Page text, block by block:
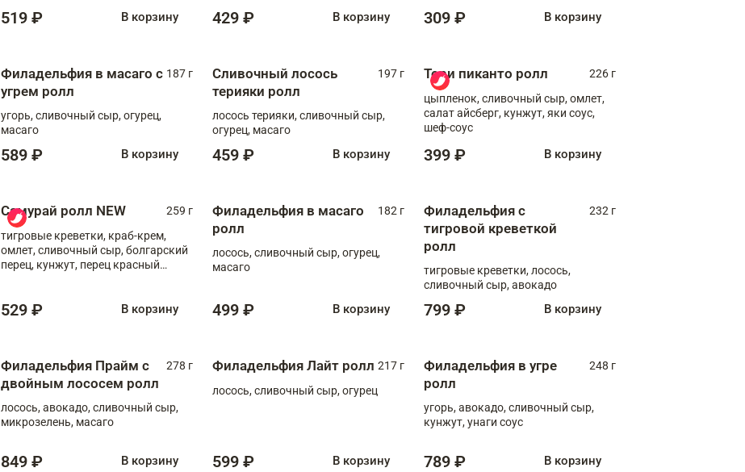
519 ₽ В корзину 429 ₽ В корзину 309 ₽ В корзину
Филадельфия в масаго с
угрем ролл
187 г
угорь, сливочный сыр, огурец,
масаго
589 ₽ В корзину
Сливочный лосось
терияки ролл
197 г
лосось терияки, сливочный сыр,
огурец, масаго
459 ₽ В корзину
Тори пиканто ролл
226 г
цыпленок, сливочный сыр, омлет,
салат айсберг, кунжут, яки соус,
шеф-соус
399 ₽ В корзину
Самурай ролл NEW
259 г
тигровые креветки, краб-крем,
омлет, сливочный сыр, болгарский
перец, кунжут, перец красный
529 ₽ В корзину
Филадельфия в масаго
ролл
182 г
лосось, сливочный сыр, огурец,
масаго
499 ₽ В корзину
Филадельфия с
тигровой креветкой
ролл
232 г
тигровые креветки, лосось,
сливочный сыр, авокадо
799 ₽ В корзину
Филадельфия Прайм с
двойным лососем ролл
278 г
лосось, авокадо, сливочный сыр,
микрозелень, масаго
849 ₽ В корзину
Филадельфия Лайт ролл 217 г
лосось, сливочный сыр, огурец
599 ₽ В корзину
Филадельфия в угре
ролл
248 г
угорь, авокадо, сливочный сыр,
кунжут, унаги соус
789 ₽ В корзину